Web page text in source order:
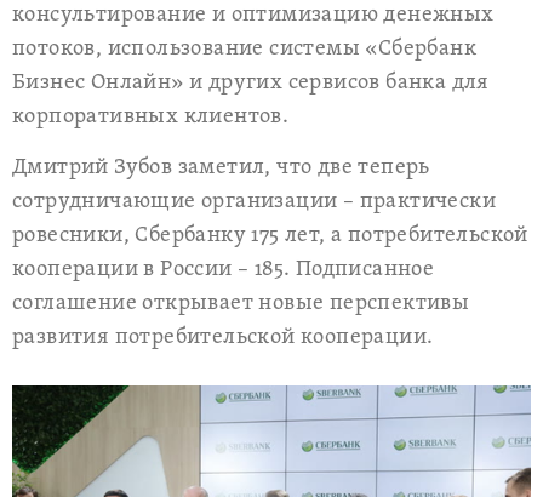
консультирование и оптимизацию денежных
потоков, использование системы «Сбербанк
Бизнес Онлайн» и других сервисов банка для
корпоративных клиентов.
Дмитрий Зубов заметил, что две теперь
сотрудничающие организации – практически
ровесники, Сбербанку 175 лет, а потребительской
кооперации в России – 185. Подписанное
соглашение открывает новые перспективы
развития потребительской кооперации.